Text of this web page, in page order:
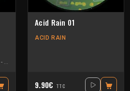
- Octodred
Acid Rain 01
ACID RAIN
9.90€ TTC